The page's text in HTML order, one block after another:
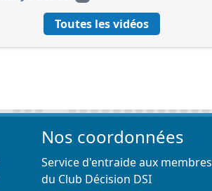
Toutes les vidéos
Nos coordonnées
Service d'entraide aux membres
du Club Décision DSI